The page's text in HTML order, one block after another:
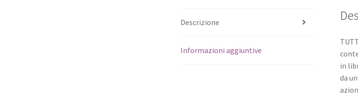
Descrizione
Informazioni aggiuntive
in
da